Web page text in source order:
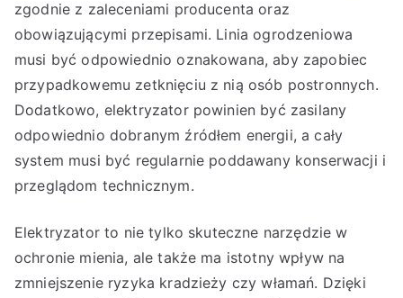
zgodnie z zaleceniami producenta oraz
obowiązującymi przepisami. Linia ogrodzeniowa
musi być odpowiednio oznakowana, aby zapobiec
przypadkowemu zetknięciu z nią osób postronnych.
Dodatkowo, elektryzator powinien być zasilany
odpowiednio dobranym źródłem energii, a cały
system musi być regularnie poddawany konserwacji i
przeglądom technicznym.
Elektryzator to nie tylko skuteczne narzędzie w
ochronie mienia, ale także ma istotny wpływ na
zmniejszenie ryzyka kradzieży czy włamań. Dzięki